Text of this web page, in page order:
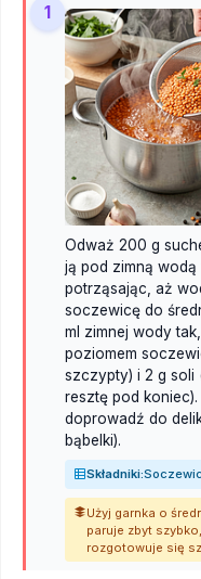
1
Odważ 200 g
ją pod zimną
potrząsając, aż
soczewicę do
ml zimnej wody
poziomem
szczypty) i 2 g soli
resztę pod
doprowadź do
bąbelki).
Składniki:
Użyj garnka o
paruje zbyt
rozgotowuje się